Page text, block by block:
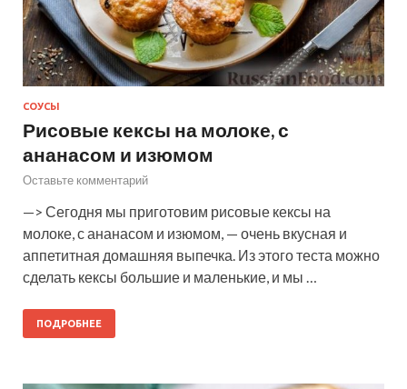
СОУСЫ
Рисовые кексы на молоке, с
ананасом и изюмом
Оставьте комментарий
—> Сегодня мы приготовим рисовые кексы на
молоке, с ананасом и изюмом, — очень вкусная и
аппетитная домашняя выпечка. Из этого теста можно
сделать кексы большие и маленькие, и мы …
ПОДРОБНЕЕ